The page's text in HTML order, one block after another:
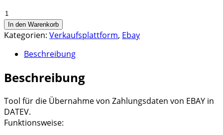
SPEETAX
EBAY4Server
Menge
In den Warenkorb
Kategorien: Verkaufsplattform, Ebay
Beschreibung
Beschreibung
Tool für die Übernahme von Zahlungsdaten von EBAY in
DATEV.
Funktionsweise: